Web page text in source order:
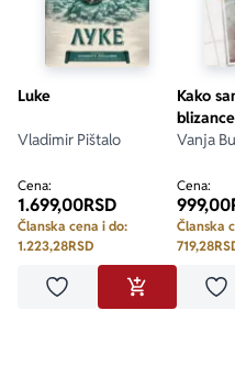
Luke
Vladimir Pištalo
Cena:
1.699,00RSD
Članska cena i do:
1.223,28RSD
Dodaj u omiljene
DODAJ U
Kako
blizance
Vanja
Cena:
999,00
Članska
719,28